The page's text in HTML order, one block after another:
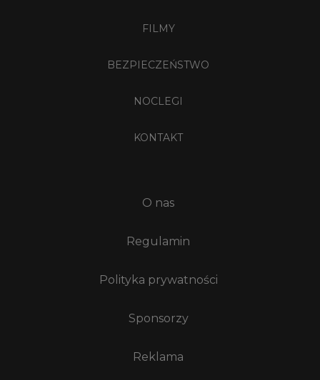
FILMY
BEZPIECZEŃSTWO
NOCLEGI
KONTAKT
O nas
Regulamin
Polityka prywatności
Sponsorzy
Reklama